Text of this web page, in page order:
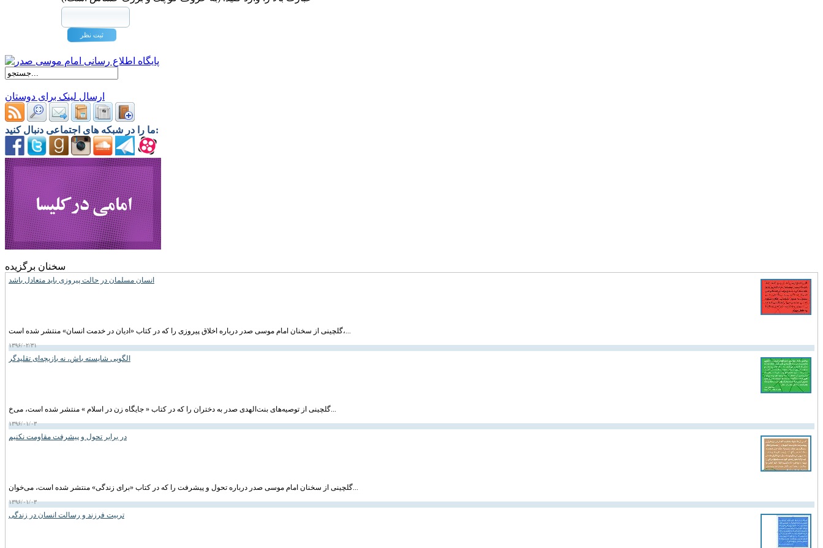
ارسال لینک برای دوستان
ما را در شبکه های اجتماعی دنبال کنید:
سخنان برگزیده
انسان مسلمان در حالت پیروزى باید متعادل باشد
گلچینی از سخنان امام موسی صدر درباره اخلاق پیروزی را که در کتاب «ادیان در خدمت انسان» منتشر شده است،...
۱۳۹۶/۰۲/۳۱
الگویی شایسته باش، نه بازیچه‌ای تقلیدگر
گلچینی از توصیه‌های بنت‌الهدی صدر به دختران را که در کتاب « جایگاه زن در اسلام » منتشر شده است، می‌خ...
۱۳۹۶/۰۱/۰۳
در برابر تحول و پیشرفت مقاومت نکنیم
گلچینی از سخنان امام موسی صدر درباره تحول و پیشرفت را که در کتاب «برای زندگی» منتشر شده است، می‌خوان...
۱۳۹۶/۰۱/۰۳
تربیت فرزند و رسالت انسان در زندگی